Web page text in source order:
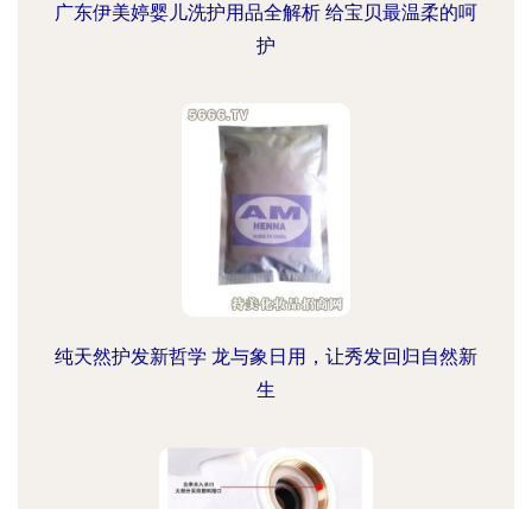
广东伊美婷婴儿洗护用品全解析 给宝贝最温柔的呵
护
纯天然护发新哲学 龙与象日用，让秀发回归自然新
生